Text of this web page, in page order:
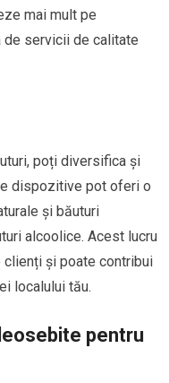
mai mult pe
de servicii de calitate
poți diversifica și
dispozitive pot oferi o
și băuturi
alcoolice. Acest lucru
clienți și poate contribui
localului tău.
pentru